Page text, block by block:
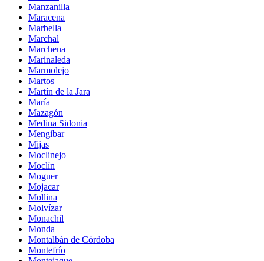
Manzanilla
Maracena
Marbella
Marchal
Marchena
Marinaleda
Marmolejo
Martos
Martín de la Jara
María
Mazagón
Medina Sidonia
Mengibar
Mijas
Moclinejo
Moclín
Moguer
Mojacar
Mollina
Molvízar
Monachil
Monda
Montalbán de Córdoba
Montefrío